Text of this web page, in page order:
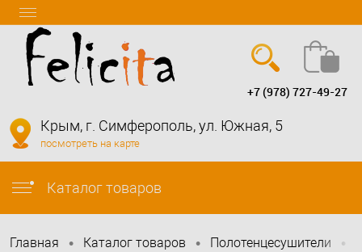
info@felicita-crimea.ru
+7 (978) 727-49-27
Крым, г. Симферополь, ул. Южная, 5
посмотреть на карте
Каталог товаров
Главная • Каталог товаров • Полотенцесушители •